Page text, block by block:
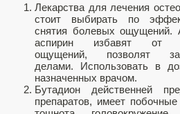
Лекарства для лечения
стоит выбирать по
снятия болевых ощущений.
аспирин избавят от
ощущений, позволят
делами. Использовать в
назначенных врачом.
Бутадион действенней
препаратов, имеет